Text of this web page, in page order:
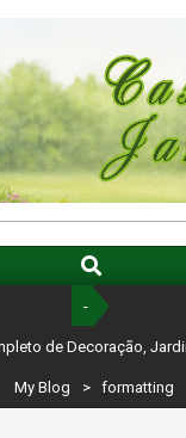
Search
-
de Decoração,
My Blog > formatting